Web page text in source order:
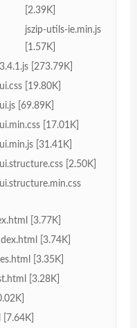
[2.39K]
jszip-utils-ie.min.js
[1.57K]
[273.79K]
[19.80K]
[69.89K]
[17.01K]
[31.41K]
[2.50K]
[3.77K]
[3.74K]
[3.35K]
[3.28K]